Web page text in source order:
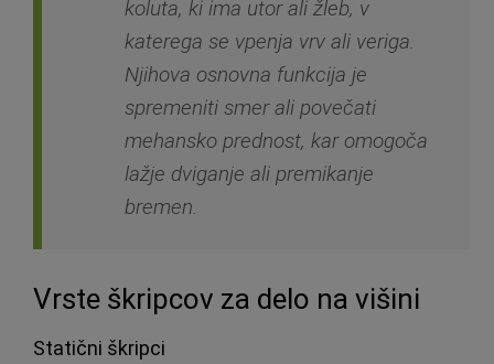
koluta, ki ima utor ali žleb, v
katerega se vpenja vrv ali veriga.
Njihova osnovna funkcija je
spremeniti smer ali povečati
mehansko prednost, kar omogoča
lažje dviganje ali premikanje
bremen.
Vrste škripcov za delo na višini
Statični škripci